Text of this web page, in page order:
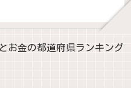
お金の都道府県ランキング